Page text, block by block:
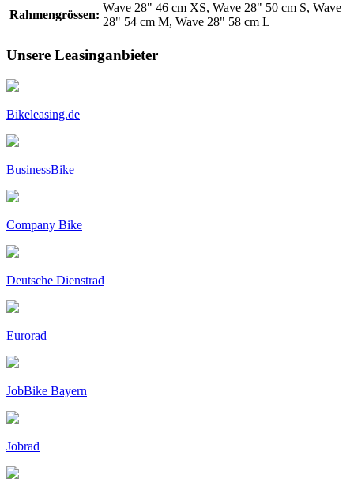
Rahmengrössen:
Wave 28" 46 cm XS, Wave 28" 50 cm S, Wave
28" 54 cm M, Wave 28" 58 cm L
Unsere Leasinganbieter
Bikeleasing.de
BusinessBike
Company Bike
Deutsche Dienstrad
Eurorad
JobBike Bayern
Jobrad